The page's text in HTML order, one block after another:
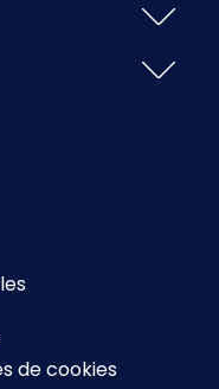
de cookies